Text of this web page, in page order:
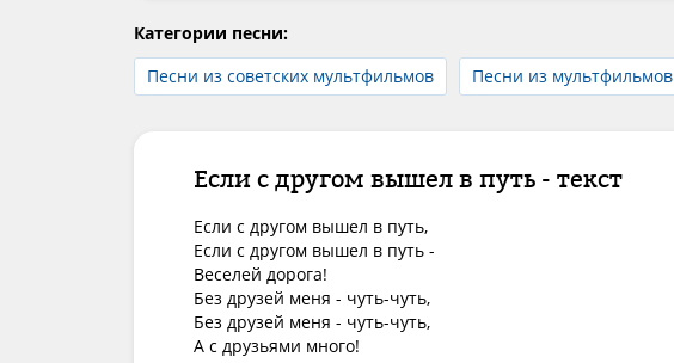
Категории песни:
Песни из советских мультфильмов
Песни из мультфильмов
Если с другом вышел в путь - текст
Если с другом вышел в путь,
Если с другом вышел в путь -
Веселей дорога!
Без друзей меня - чуть-чуть,
Без друзей меня - чуть-чуть,
А с друзьями много!